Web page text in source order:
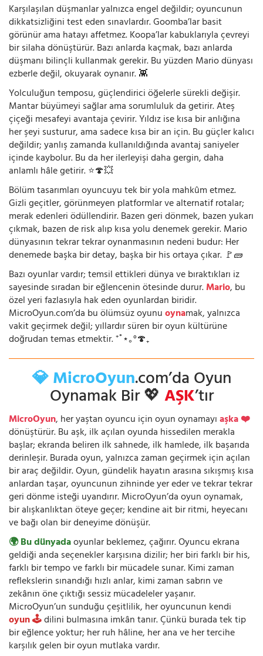
Karşılaşılan düşmanlar yalnızca engel değildir; oyuncunun
dikkatsizliğini test eden sınavlardır. Goomba’lar basit
görünür ama hatayı affetmez. Koopa’lar kabuklarıyla çevreyi
bir silaha dönüştürür. Bazı anlarda kaçmak, bazı anlarda
düşmanı bilinçli kullanmak gerekir. Bu yüzden Mario dünyası
ezberle değil, okuyarak oynanır. 👾
Yolculuğun temposu, güçlendirici öğelerle sürekli değişir.
Mantar büyümeyi sağlar ama sorumluluk da getirir. Ateş
çiçeği mesafeyi avantaja çevirir. Yıldız ise kısa bir anlığına
her şeyi susturur, ama sadece kısa bir an için. Bu güçler kalıcı
değildir; yanlış zamanda kullanıldığında avantaj saniyeler
içinde kaybolur. Bu da her ilerleyişi daha gergin, daha
anlamlı hâle getirir. ⭐🍄💥
Bölüm tasarımları oyuncuyu tek bir yola mahkûm etmez.
Gizli geçitler, görünmeyen platformlar ve alternatif rotalar;
merak edenleri ödüllendirir. Bazen geri dönmek, bazen yukarı
çıkmak, bazen de risk alıp kısa yolu denemek gerekir. Mario
dünyasının tekrar tekrar oynanmasının nedeni budur: Her
denemede başka bir detay, başka bir his ortaya çıkar. 🚩🧱
Bazı oyunlar vardır; temsil ettikleri dünya ve bıraktıkları iz
sayesinde sıradan bir eğlencenin ötesinde durur.Mario, bu
özel yeri fazlasıyla hak eden oyunlardan biridir.
MicroOyun.com’da bu ölümsüz oyunuoynamak, yalnızca
vakit geçirmek değil; yıllardır süren bir oyun kültürüne
doğrudan temas etmektir. ⁺˚⋆｡°🍄₊
💎 MicroOyun.com’da Oyun
Oynamak Bir 💖AŞK’tır
MicroOyun, her yaştan oyuncu için oyun oynamayıaşka ❤️
dönüştürür. Bu aşk, ilk açılan oyunda hissedilen merakla
başlar; ekranda beliren ilk sahnede, ilk hamlede, ilk başarıda
derinleşir. Burada oyun, yalnızca zaman geçirmek için açılan
bir araç değildir. Oyun, gündelik hayatın arasına sıkışmış kısa
anlardan taşar, oyuncunun zihninde yer eder ve tekrar tekrar
geri dönme isteği uyandırır. MicroOyun’da oyun oynamak,
bir alışkanlıktan öteye geçer; kendine ait bir ritmi, heyecanı
ve bağı olan bir deneyime dönüşür.
🌍 Bu dünyadaoyunlar beklemez, çağırır. Oyuncu ekrana
geldiği anda seçenekler karşısına dizilir; her biri farklı bir his,
farklı bir tempo ve farklı bir mücadele sunar. Kimi zaman
reflekslerin sınandığı hızlı anlar, kimi zaman sabrın ve
zekânın öne çıktığı sessiz mücadeleler yaşanır.
MicroOyun’un sunduğu çeşitlilik, her oyuncunun kendi
oyun 🕹️dilini bulmasına imkân tanır. Çünkü burada tek tip
bir eğlence yoktur; her ruh hâline, her ana ve her tercihe
karşılık gelen bir oyun mutlaka vardır.